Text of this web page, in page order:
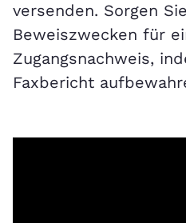
versenden. Sorgen
Beweiszwecken für
Zugangsnachweis,
Faxbericht